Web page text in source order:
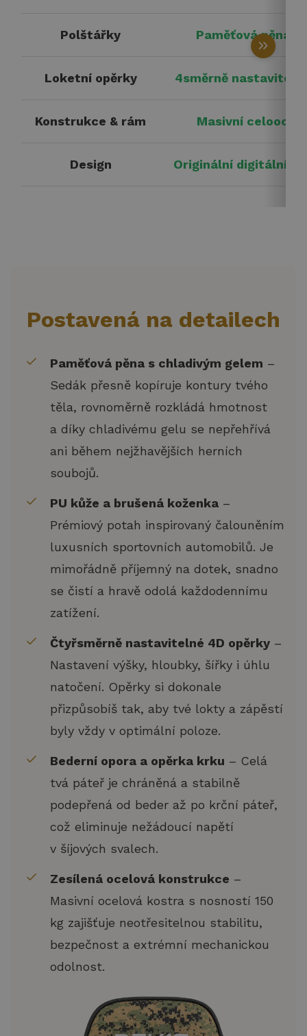
Polštářky Paměťová pěna
Loketní opěrky 4směrně
Konstrukce & rám Masivní
Design Originální digitální
keyboard_double_arrow_right
Postavená na detailech
Paměťová pěna s chladivým gelem –
Sedák přesně kopíruje kontury tvého
těla, rovnoměrně rozkládá hmotnost
a díky chladivému gelu se nepřehřívá
ani během nejžhavějších herních
soubojů.
PU kůže a brušená koženka –
Prémiový potah inspirovaný čalouněním
luxusních sportovních automobilů. Je
mimořádně příjemný na dotek, snadno
se čistí a hravě odolá každodennímu
zatížení.
Čtyřsměrně nastavitelné 4D opěrky –
Nastavení výšky, hloubky, šířky i úhlu
natočení. Opěrky si dokonale
přizpůsobíš tak, aby tvé lokty a zápěstí
byly vždy v optimální poloze.
Bederní opora a opěrka krku – Celá
tvá páteř je chráněná a stabilně
podepřená od beder až po krční páteř,
což eliminuje nežádoucí napětí
v šíjových svalech.
Zesílená ocelová konstrukce –
Masivní ocelová kostra s nosností 150
kg zajišťuje neotřesitelnou stabilitu,
bezpečnost a extrémní mechanickou
odolnost.